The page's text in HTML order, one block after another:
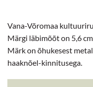
Vana-Võromaa
Märgi läbimõõt on 5,6 cm
Märk on õhukesest
haaknõel-kinnitusega.